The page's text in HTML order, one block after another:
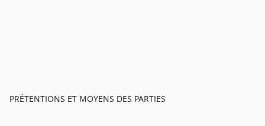
PRÉTENTIONS ET MOYENS DES PARTIES